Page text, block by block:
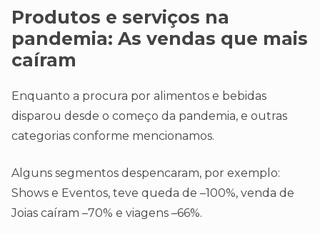
Produtos e serviços na
pandemia: As vendas que mais
caíram
Enquanto a procura por alimentos e bebidas
disparou desde o começo da pandemia, e outras
categorias conforme mencionamos.
Alguns segmentos despencaram, por exemplo:
Shows e Eventos, teve queda de –100%, venda de
Joias caíram –70% e viagens –66%.